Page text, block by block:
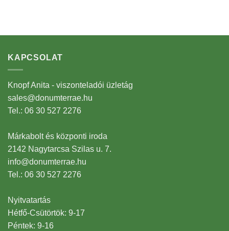
KAPCSOLAT
Knopf Anita - viszonteladói üzletág
sales@donumterrae.hu
Tel.: 06 30 527 2276
Márkabolt és központi iroda
2142 Nagytarcsa Szilas u. 7.
info@donumterrae.hu
Tel.: 06 30 527 2276
Nyitvatartás
Hétfő-Csütörtök: 9-17
Péntek: 9-16